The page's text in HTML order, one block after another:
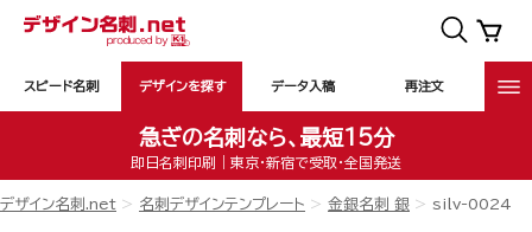
スピード名刺 デザインを探す データ入稿 再注文
急ぎの名刺なら、最短15分
即日名刺印刷｜東京・新宿で受取・全国発送
デザイン名刺.net 名刺デザインテンプレート 金銀名刺 銀 silv-0024